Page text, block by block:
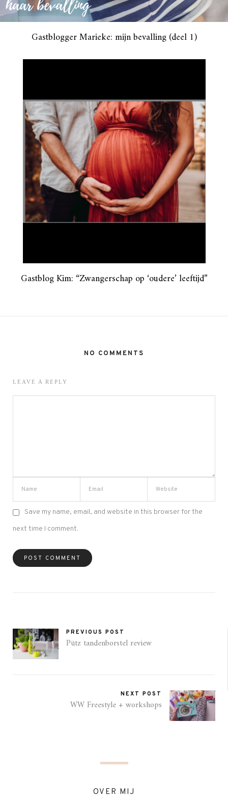
Gastblogger Marieke: mijn bevalling (deel 1)
Gastblog Kim: “Zwangerschap op ‘oudere’ leeftijd”
NO COMMENTS
LEAVE A REPLY
Save my name, email, and website in this browser for the
next time I comment.
PREVIOUS POST
Pütz tandenborstel review
NEXT POST
WW Freestyle + workshops
OVER MIJ